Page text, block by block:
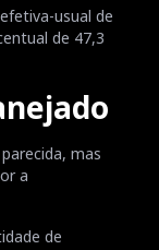
usual de
de 47,3
mas
a
de